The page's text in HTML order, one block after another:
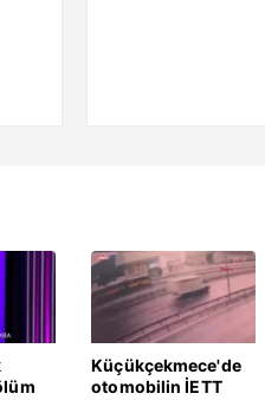
Küçükçekmece'de
otomobilin İETT